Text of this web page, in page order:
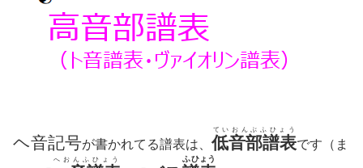
ヘ音記号が書かれてる譜表は、低音部譜表
ていおんぶふひょう
です（ま
へおんふひょう ふひょう